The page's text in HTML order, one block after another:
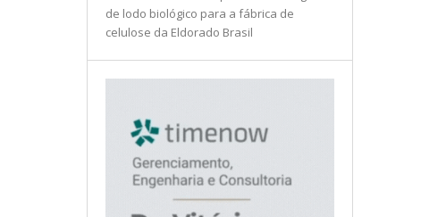
de lodo biológico para a fábrica de
celulose da Eldorado Brasil